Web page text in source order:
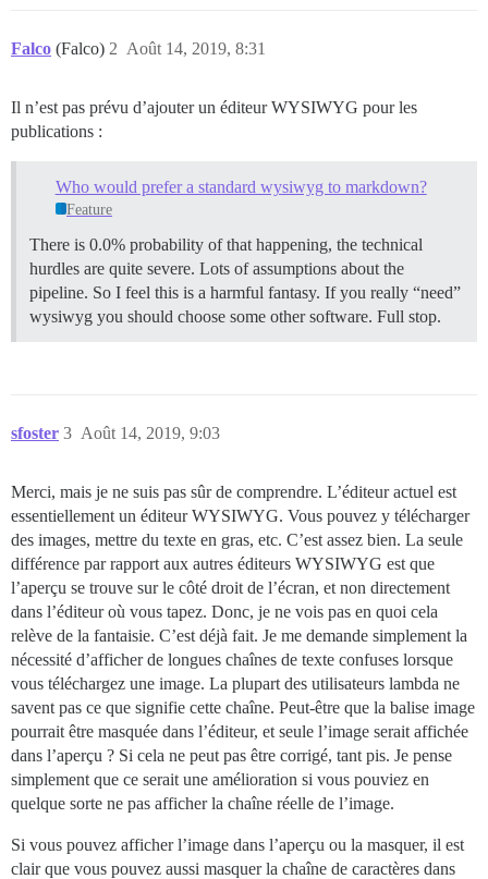
Falco (Falco) Août 14, 2019, 8:31
2
Il n’est pas prévu d’ajouter un éditeur WYSIWYG pour les
publications :
Who would prefer a standard wysiwyg to markdown?
Feature
There is 0.0% probability of that happening, the technical
hurdles are quite severe. Lots of assumptions about the
pipeline. So I feel this is a harmful fantasy. If you really “need”
wysiwyg you should choose some other software. Full stop.
sfoster Août 14, 2019, 9:03
3
Merci, mais je ne suis pas sûr de comprendre. L’éditeur actuel est
essentiellement un éditeur WYSIWYG. Vous pouvez y télécharger
des images, mettre du texte en gras, etc. C’est assez bien. La seule
différence par rapport aux autres éditeurs WYSIWYG est que
l’aperçu se trouve sur le côté droit de l’écran, et non directement
dans l’éditeur où vous tapez. Donc, je ne vois pas en quoi cela
relève de la fantaisie. C’est déjà fait. Je me demande simplement la
nécessité d’afficher de longues chaînes de texte confuses lorsque
vous téléchargez une image. La plupart des utilisateurs lambda ne
savent pas ce que signifie cette chaîne. Peut-être que la balise image
pourrait être masquée dans l’éditeur, et seule l’image serait affichée
dans l’aperçu ? Si cela ne peut pas être corrigé, tant pis. Je pense
simplement que ce serait une amélioration si vous pouviez en
quelque sorte ne pas afficher la chaîne réelle de l’image.
Si vous pouvez afficher l’image dans l’aperçu ou la masquer, il est
clair que vous pouvez aussi masquer la chaîne de caractères dans